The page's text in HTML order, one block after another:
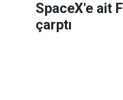
SpaceX'e ait
çarptı